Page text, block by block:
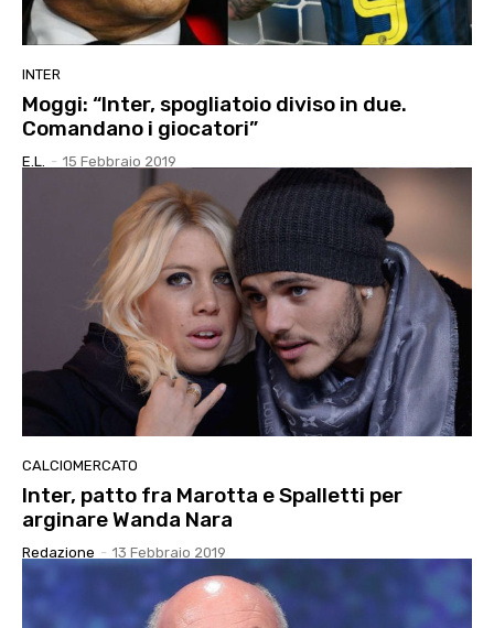
INTER
Moggi: “Inter, spogliatoio diviso in due.
Comandano i giocatori”
E.l. - 15 Febbraio 2019
CALCIOMERCATO
Inter, patto fra Marotta e Spalletti per
arginare Wanda Nara
Redazione - 13 Febbraio 2019